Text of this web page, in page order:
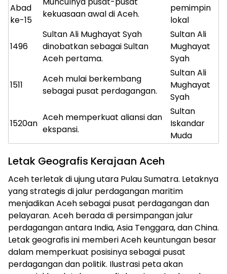
Abad
ke-15
kekuasaan awal di Aceh.
pemimpin
lokal
1496
Sultan Ali Mughayat Syah
dinobatkan sebagai Sultan
Aceh pertama.
Sultan Ali
Mughayat
Syah
1511
Aceh mulai berkembang
sebagai pusat perdagangan.
Sultan Ali
Mughayat
Syah
1520an
Aceh memperkuat aliansi dan
ekspansi.
Sultan
Iskandar
Muda
Letak Geografis Kerajaan Aceh
Aceh terletak di ujung utara Pulau Sumatra. Letaknya
yang strategis di jalur perdagangan maritim
menjadikan Aceh sebagai pusat perdagangan dan
pelayaran. Aceh berada di persimpangan jalur
perdagangan antara India, Asia Tenggara, dan China.
Letak geografis ini memberi Aceh keuntungan besar
dalam memperkuat posisinya sebagai pusat
perdagangan dan politik. Ilustrasi peta akan